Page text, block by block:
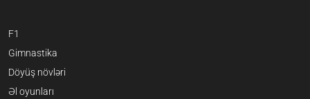
F1
Gimnastika
Döyüş növləri
Əl oyunları